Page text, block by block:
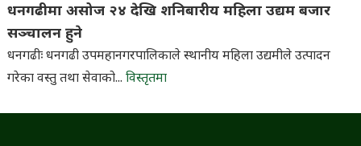
धनगढीमा असोज २४ देखि शनिबारीय महिला उद्यम बजार
सञ्चालन हुने
धनगढीः धनगढी उपमहानगरपालिकाले स्थानीय महिला उद्यमीले उत्पादन
गरेका वस्तु तथा सेवाको... विस्तृतमा